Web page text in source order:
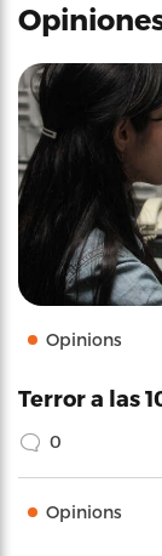
Opinions
Terror a las
0
Opinions